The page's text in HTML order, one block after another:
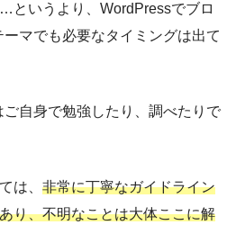
というより、WordPressでブロ
マでも必要なタイミングは出て
自身で勉強したり、調べたりで
は、 非常に丁寧なガイドライン
り、不明なことは大体ここに解